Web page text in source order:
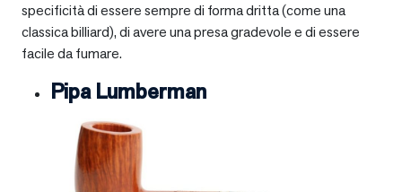
specificità di essere sempre di forma dritta (come una
classica billiard), di avere una presa gradevole e di essere
facile da fumare.
Pipa Lumberman